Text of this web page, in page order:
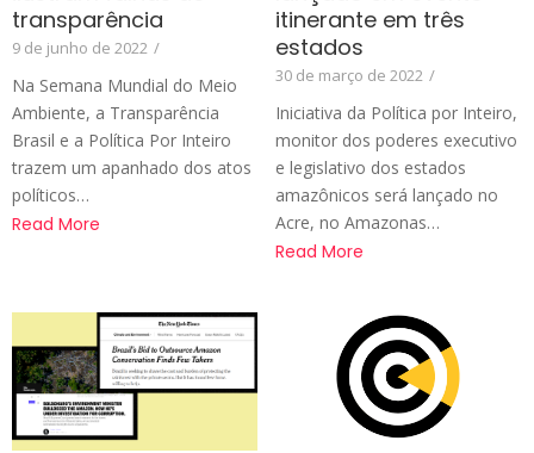
transparência
9 de junho de 2022 /
Na Semana Mundial do Meio
Ambiente, a Transparência
Brasil e a Política Por Inteiro
trazem um apanhado dos atos
políticos…
Read More
itinerante em três
estados
30 de março de 2022 /
Iniciativa da Política por Inteiro,
monitor dos poderes executivo
e legislativo dos estados
amazônicos será lançado no
Acre, no Amazonas…
Read More